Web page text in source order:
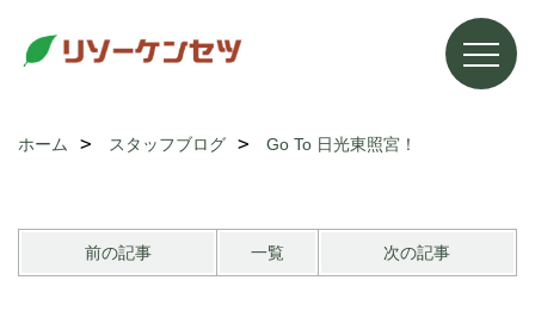
ホーム スタッフブログ Go To 日光東照宮！
前の記事 一覧 次の記事